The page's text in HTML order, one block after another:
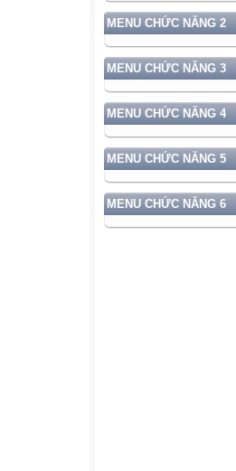
MENU CHỨC NĂNG 2
MENU CHỨC NĂNG 3
MENU CHỨC NĂNG 4
MENU CHỨC NĂNG 5
MENU CHỨC NĂNG 6